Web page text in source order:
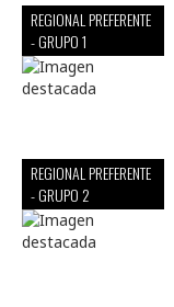
REGIONAL PREFERENTE
- GRUPO 1
REGIONAL PREFERENTE
- GRUPO 2